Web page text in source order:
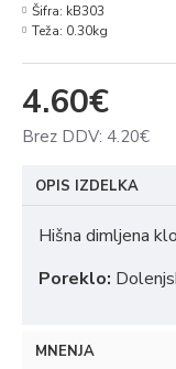
4.60€
Brez DDV: 4.20€
Šifra: kB303
Teža: 0.30kg
OPIS IZDELKA
Hišna dimljena
Poreklo:
MNENJA